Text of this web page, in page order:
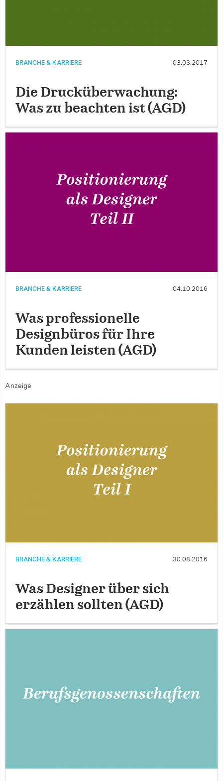
BRANCHE & KARRIERE 03.03.2017
Die Drucküberwachung:
Was zu beachten ist (AGD)
BRANCHE & KARRIERE 04.10.2016
Was professionelle
Designbüros für Ihre
Kunden leisten (AGD)
Anzeige
BRANCHE & KARRIERE 30.08.2016
Was Designer über sich
erzählen sollten (AGD)